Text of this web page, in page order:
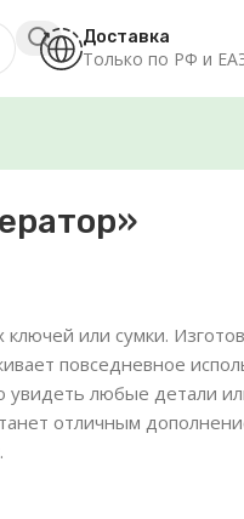
Доставка
Только по РФ и
или сумки.
повседневное
увидеть любые детали
отличным